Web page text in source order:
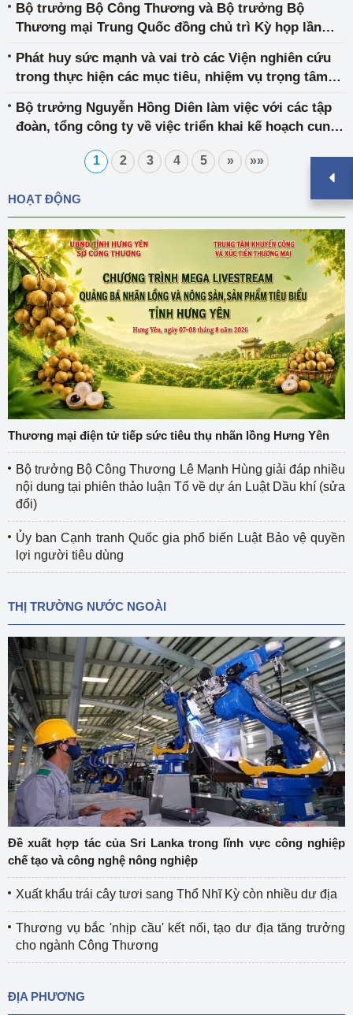
Bộ trưởng Bộ Công Thương và Bộ trưởng Bộ
Thương mại Trung Quốc đồng chủ trì Kỳ họp lần
– Trung Quốc
Phát huy sức mạnh và vai trò các Viện nghiên cứu
trong thực hiện các mục tiêu, nhiệm vụ trọng tâm
Bộ trưởng Nguyễn Hồng Diên làm việc với các tập
đoàn, tổng công ty về việc triển khai kế hoạch cung
điện và các giải pháp bảo đảm an ninh cung ứng
1 2 3 4 5 » »»
HOẠT ĐỘNG
Thương mại điện tử tiếp sức tiêu thụ nhãn lồng Hưng Yên
Bộ trưởng Bộ Công Thương Lê Mạnh Hùng giải đáp nhiều
nội dung tại phiên thảo luận Tổ về dự án Luật Dầu khí (sửa
đổi)
Ủy ban Cạnh tranh Quốc gia phổ biến Luật Bảo vệ quyền
lợi người tiêu dùng
THỊ TRƯỜNG NƯỚC NGOÀI
Đề xuất hợp tác của Sri Lanka trong lĩnh vực công nghiệp
chế tạo và công nghệ nông nghiệp
Xuất khẩu trái cây tươi sang Thổ Nhĩ Kỳ còn nhiều dư địa
Thương vụ bắc 'nhịp cầu' kết nối, tạo dư địa tăng trưởng
cho ngành Công Thương
ĐỊA PHƯƠNG